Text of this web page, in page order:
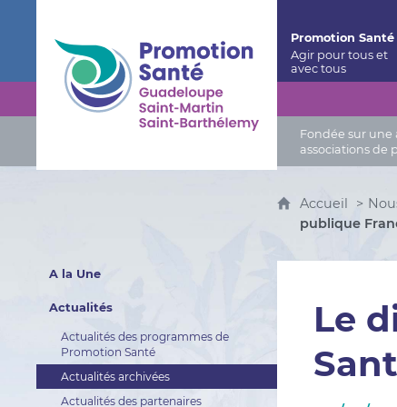
Fondée sur une
associations de
Promotion Santé
A la Une
Actualités
Actualités des programmes de
Promotion Santé
Actualités archivées
Actualités des partenaires
Accueil
publique
Le